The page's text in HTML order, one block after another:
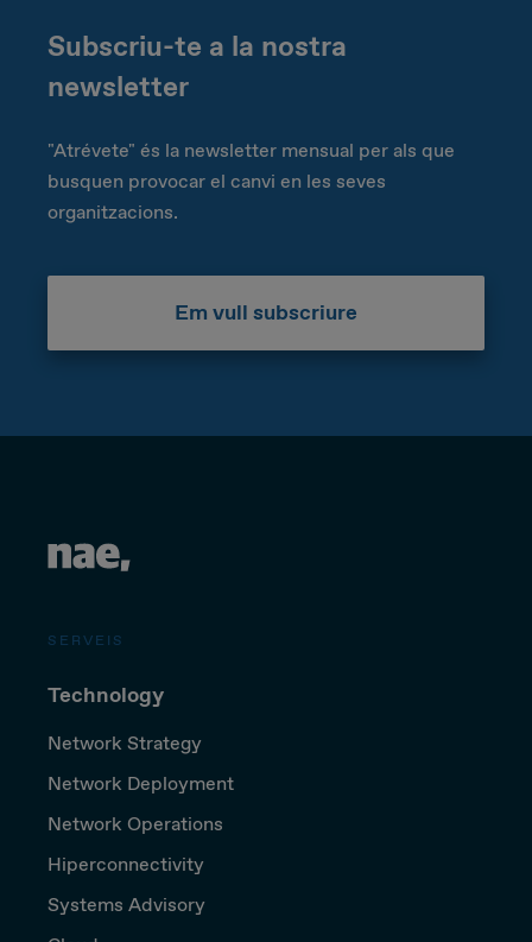
Subscriu-te a la nostra
newsletter
"Atrévete" és la newsletter mensual per als que
busquen provocar el canvi en les seves
organitzacions.
Em vull subscriure
SERVEIS
Technology
Network Strategy
Network Deployment
Network Operations
Hiperconnectivity
Systems Advisory